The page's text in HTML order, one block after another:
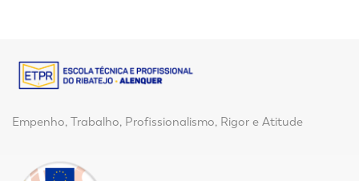
Empenho, Trabalho, Profissionalismo, Rigor e Atitude